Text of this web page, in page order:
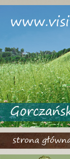
strona